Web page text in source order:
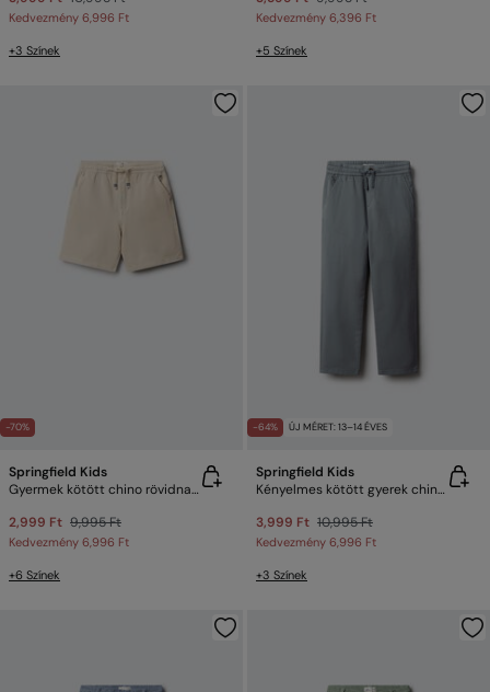
Kedvezmény 6,996 Ft
+3 Színek
Kedvezmény 6,396 Ft
+5 Színek
-70%
Springfield Kids
Gyermek kötött chino rövidnadrág
2,999 Ft 9,995 Ft
Kedvezmény 6,996 Ft
+6 Színek
-64% ÚJ MÉRET: 13–14 ÉVES
Springfield Kids
Kényelmes kötött gyerek chino nadrág
3,999 Ft 10,995 Ft
Kedvezmény 6,996 Ft
+3 Színek